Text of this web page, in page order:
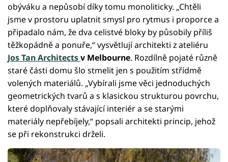
obýváku a nepůsobí díky tomu monoliticky. „Chtěli
jsme v prostoru uplatnit smysl pro rytmus i proporce a
připadalo nám, že dva celistvé bloky by působily příliš
těžkopádně a ponuře,“ vysvětlují architekti z ateliéru
Jos Tan Architectsv Melbourne. Rozdílně pojaté různě
staré části domu šlo stmelit jen s použitím střídmě
volených materiálů. „Vybírali jsme věci jednoduchých
geometrických tvarů a s klasickou strukturou povrchu,
které doplňovaly stávající interiér a se starými
materiály nepřebíjely,“ popsali architekti princip, jehož
se při rekonstrukci drželi.